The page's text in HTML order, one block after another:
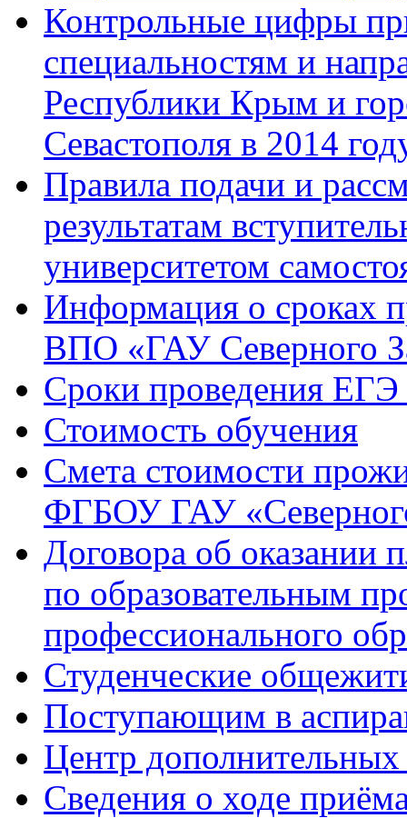
Контрольные цифры
специальностям и
Республики Крым и
Севастополя в 2014
Правила подачи и
результатам
университетом
Информация о сроках
ВПО «ГАУ Северного
Сроки проведения ЕГЭ
Стоимость обучения
Смета стоимости
ФГБОУ ГАУ
Договора об оказании
по образовательным
профессионального
Студенческие
Поступающим в
Центр дополнительных
Сведения о ходе